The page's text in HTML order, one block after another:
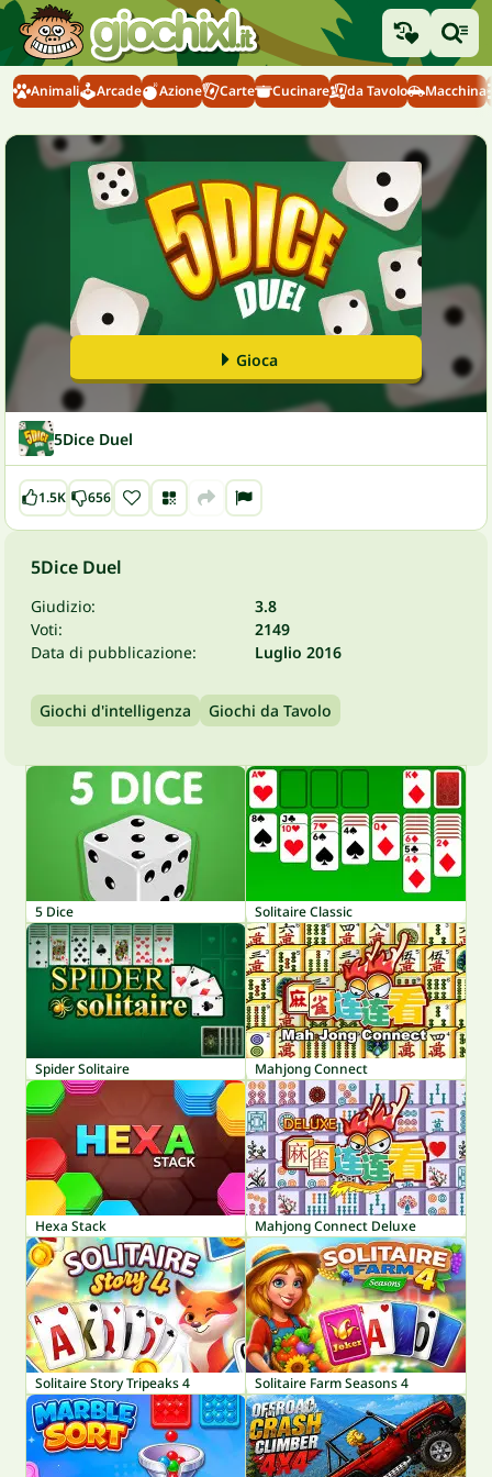
Animali Arcade Azione Carte Cucinare da Tavolo Macchina
Gioca
5Dice Duel
1.5K 656
5Dice Duel
Giudizio:
3.8
Voti:
2149
Data di pubblicazione:
Luglio 2016
Giochi d'intelligenza Giochi da Tavolo
5 Dice Solitaire Classic
Spider Solitaire Mahjong Connect
Hexa Stack Mahjong Connect Deluxe
Solitaire Story Tripeaks 4 Solitaire Farm Seasons 4